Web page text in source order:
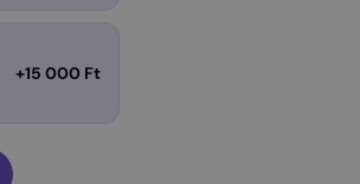
+15 000 Ft